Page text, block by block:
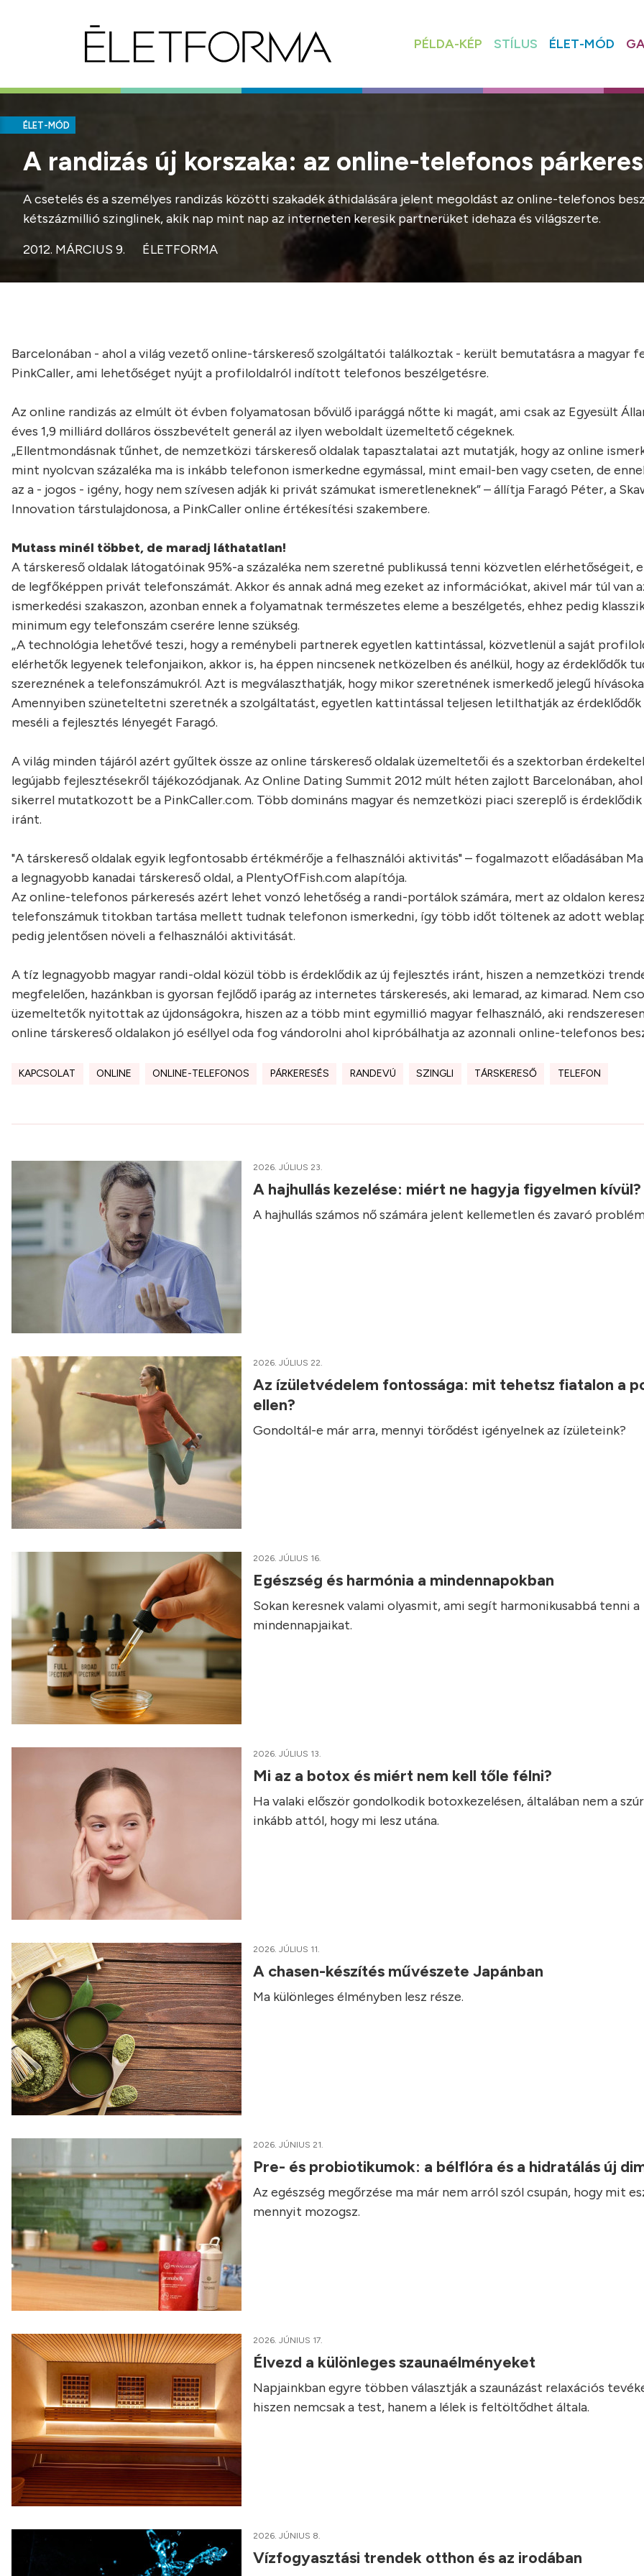
PÉLDA-KÉP STÍLUS ÉLET-MÓD
ÉLET-MÓD
A randizás új korszaka: az online-telefonos
A csetelés és a személyes randizás közötti szakadék áthidalására jelent megoldást az online-telefonos
kétszázmillió szinglinek, akik nap mint nap az interneten keresik partnerüket idehaza és világszerte.
2012. MÁRCIUS 9.
ÉLETFORMA
Barcelonában - ahol a világ vezető online-társkereső szolgáltatói találkoztak - került bemutatásra a magyar
PinkCaller, ami lehetőséget nyújt a profiloldalról indított telefonos beszélgetésre.
Az online randizás az elmúlt öt évben folyamatosan bővülő iparággá nőtte ki magát, ami csak az Egyesült
éves 1,9 milliárd dolláros összbevételt generál az ilyen weboldalt üzemeltető cégeknek.
„Ellentmondásnak tűnhet, de nemzetközi társkereső oldalak tapasztalatai azt mutatják, hogy az online
mint nyolcvan százaléka ma is inkább telefonon ismerkedne egymással, mint email-ben vagy cseten, de
az a - jogos - igény, hogy nem szívesen adják ki privát számukat ismeretleneknek” – állítja Faragó Péter, a
Innovation társtulajdonosa, a PinkCaller online értékesítési szakembere.
Mutass minél többet, de maradj láthatatlan!
A társkereső oldalak látogatóinak 95%-a százaléka nem szeretné publikussá tenni közvetlen elérhetőségeit,
de legfőképpen privát telefonszámát. Akkor és annak adná meg ezeket az információkat, akivel már túl van
ismerkedési szakaszon, azonban ennek a folyamatnak természetes eleme a beszélgetés, ehhez pedig
minimum egy telefonszám cserére lenne szükség.
„A technológia lehetővé teszi, hogy a reménybeli partnerek egyetlen kattintással, közvetlenül a saját
elérhetők legyenek telefonjaikon, akkor is, ha éppen nincsenek netközelben és anélkül, hogy az érdeklődők
szereznének a telefonszámukról. Azt is megválaszthatják, hogy mikor szeretnének ismerkedő jelegű
Amennyiben szüneteltetni szeretnék a szolgáltatást, egyetlen kattintással teljesen letilthatják az érdeklődők
meséli a fejlesztés lényegét Faragó.
A világ minden tájáról azért gyűltek össze az online társkereső oldalak üzemeltetői és a szektorban
legújabb fejlesztésekről tájékozódjanak. Az Online Dating Summit 2012 múlt héten zajlott Barcelonában,
sikerrel mutatkozott be a PinkCaller.com. Több domináns magyar és nemzetközi piaci szereplő is
iránt.
"A társkereső oldalak egyik legfontosabb értékmérője a felhasználói aktivitás" – fogalmazott előadásában
a legnagyobb kanadai társkereső oldal, a PlentyOfFish.com alapítója.
Az online-telefonos párkeresés azért lehet vonzó lehetőség a randi-portálok számára, mert az oldalon
telefonszámuk titokban tartása mellett tudnak telefonon ismerkedni, így több időt töltenek az adott
pedig jelentősen növeli a felhasználói aktivitását.
A tíz legnagyobb magyar randi-oldal közül több is érdeklődik az új fejlesztés iránt, hiszen a nemzetközi
megfelelően, hazánkban is gyorsan fejlődő iparág az internetes társkeresés, aki lemarad, az kimarad. Nem
üzemeltetők nyitottak az újdonságokra, hiszen az a több mint egymillió magyar felhasználó, aki
online társkereső oldalakon jó eséllyel oda fog vándorolni ahol kipróbálhatja az azonnali online-telefonos
KAPCSOLAT ONLINE ONLINE-TELEFONOS PÁRKERESÉS RANDEVÚ SZINGLI TÁRSKERESŐ TELEFON
2026. JÚLIUS 23.
A hajhullás kezelése: miért ne hagyja figyelmen kívül?
A hajhullás számos nő számára jelent kellemetlen és zavaró
2026. JÚLIUS 22.
Az ízületvédelem fontossága: mit tehetsz fiatalon a
ellen?
Gondoltál-e már arra, mennyi törődést igényelnek az ízületeink?
2026. JÚLIUS 16.
Egészség és harmónia a mindennapokban
Sokan keresnek valami olyasmit, ami segít harmonikusabbá tenni a
mindennapjaikat.
2026. JÚLIUS 13.
Mi az a botox és miért nem kell tőle félni?
Ha valaki először gondolkodik botoxkezelésen, általában nem a
inkább attól, hogy mi lesz utána.
2026. JÚLIUS 11.
A chasen-készítés művészete Japánban
Ma különleges élményben lesz része.
2026. JÚNIUS 21.
Pre- és probiotikumok: a bélflóra és a hidratálás új
Az egészség megőrzése ma már nem arról szól csupán, hogy mit
mennyit mozogsz.
2026. JÚNIUS 17.
Élvezd a különleges szaunaélményeket
Napjainkban egyre többen választják a szaunázást relaxációs
hiszen nemcsak a test, hanem a lélek is feltöltődhet általa.
2026. JÚNIUS 8.
Vízfogyasztási trendek otthon és az irodában